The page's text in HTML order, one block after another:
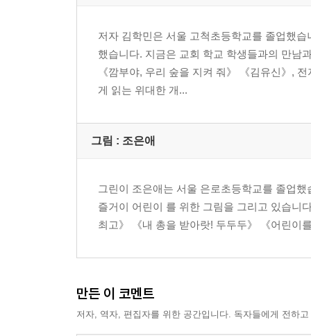
저자 김학민은 서울 고척초등학교를 졸업했
했습니다. 지금은 교회 학교 학생들과의 만남
《깜부야, 우리 숲을 지켜 줘》 《김유신》,
게 읽는 위대한 개...
그림 : 조은애
그린이 조은애는 서울 은로초등학교를 졸업
즐거이 어린이 를 위한 그림을 그리고 있습니
최고》 《내 총을 받아랏! 두두두》 《어린이
만든 이 코멘트
저자, 역자, 편집자를 위한 공간입니다. 독자들에게 전하